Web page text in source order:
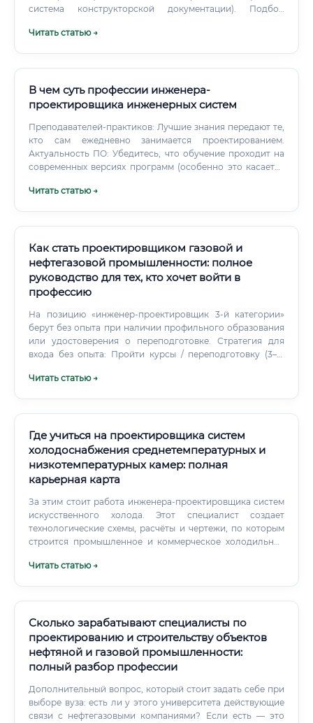
система конструкторской документации). Подбор
огнеупорных и теплоизоляционных материалов,
Читать статью →
В чем суть профессии инженера-
проектировщика инженерных систем
Преподавателей-практиков: Лучшие знания передают те,
кто сам ежедневно занимается проектированием.
Актуальность ПО: Убедитесь, что обучение проходит на
современных версиях программ (особенно это касается
отзывы от выпускников.
Читать статью →
Как стать проектировщиком газовой и
нефтегазовой промышленности: полное
руководство для тех, кто хочет войти в
профессию
На позицию «инженер-проектировщик 3-й категории»
берут без опыта при наличии профильного образования
или удостоверения о переподготовке. Стратегия для
входа без опыта: Пройти курсы / переподготовку (3–12
чертежи) Откликаться на позиции стажёра или
трудоустройства Сколько зарабатывают выпускники
курсов и как быстро окупается обучение ⚡ Рассмотрим
конкретный расчёт окупаемости. Расчёт окупаемости
рублей и прибавке к зарплате в 25 000 рублей в месяц —
обучение окупается уже через 2,5 месяца работы на
новой должности.
Читать статью →
Где учиться на проектировщика систем
холодоснабжения среднетемпературных и
низкотемпературных камер: полная
карьерная карта
За этим стоит работа инженера-проектировщика систем
искусственного холода. Этот специалист создает
технологические схемы, расчёты и чертежи, по которым
строится промышленное и коммерческое холодильное
Читать статью →
Сколько зарабатывают специалисты по
проектированию и строительству объектов
нефтяной и газовой промышленности:
полный разбор профессии
Дополнительный вопрос, который стоит задать себе при
выборе вуза: есть ли у этого университета действующие
связи с нефтегазовыми компаниями? Если есть — это